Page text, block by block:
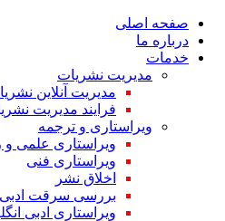
صفحه اصلی
درباره ما
خدمات
مدیریت نشریات
مدیریت آنلاین
فرایند مدیریت
ویراستاری و ترجمه
ویراستاری علمی
ویراستاری فنی
اخلاق نشر
بررسی سرقت ادبی
ویراستاری ادبی